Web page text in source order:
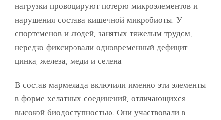
нагрузки провоцируют потерю микроэлементов и
нарушения состава кишечной микробиоты. У
спортсменов и людей, занятых тяжелым трудом,
нередко фиксировали одновременный дефицит
цинка, железа, меди и селена
В состав мармелада включили именно эти элементы
в форме хелатных соединений, отличающихся
высокой биодоступностью. Они участвовали в